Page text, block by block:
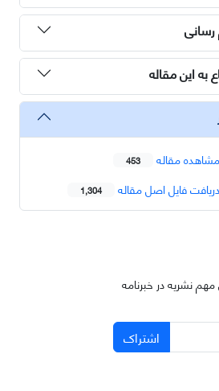
به این مقاله
مقاله 453
فایل اصل مقاله 1,304
مهم نشریه در خبرنامه
اشتراک